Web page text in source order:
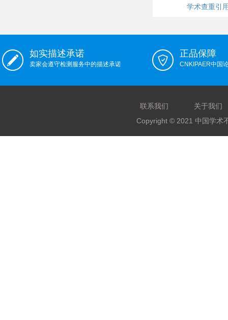
学术查重引
如实描述承诺
卖家会遵守检测服务中的描述承诺
正品保障
CNKIPAER中国
联系我们
关于我们
Copyright © 2021 中国学术